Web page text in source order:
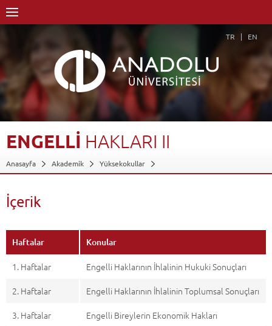
TR EN
ENGELLİ HAKLARI II
Anasayfa Akademik
Yüksekokullar
Bilgisayar Operatörlüğü Programı
Engelli Hakları II
İçerik
Haftalar Konular
1. Haftalar
Engelli Haklarının İhlalinin Hukuki Sonuçları
2. Haftalar
Engelli Haklarının İhlalinin Toplumsal Sonuçları
3. Haftalar
Engelli Bireylerin Ekonomik Hakları